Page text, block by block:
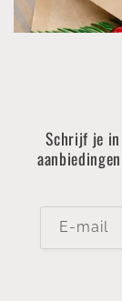
Schrijf je in
E‑mail